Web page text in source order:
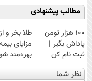
یک تماس
مطالب پیشنهادی
100 هزار تومن
پاداش بگیر |
ثبت نام کن
طلا بخر و از
مزایای
بهره‌مند
😍
نظر شما